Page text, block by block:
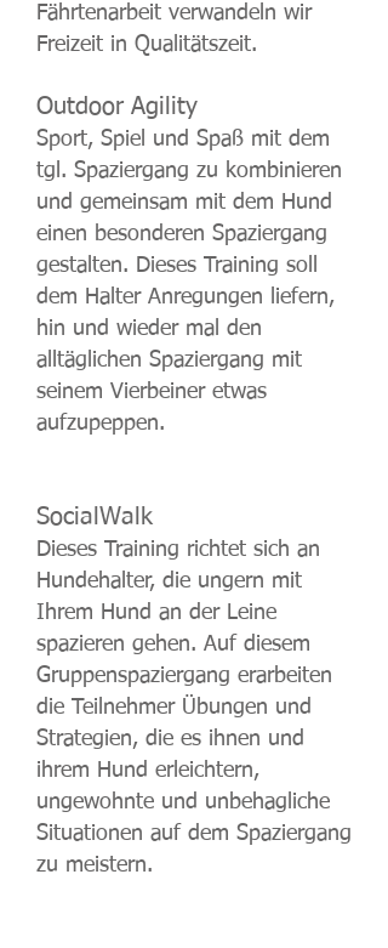
Fährtenarbeit verwandeln wir
Freizeit in Qualitätszeit.
Outdoor Agility
Sport, Spiel und Spaß mit dem
tgl. Spaziergang zu kombinieren
und gemeinsam mit dem Hund
einen besonderen Spaziergang
gestalten. Dieses Training soll
dem Halter Anregungen liefern,
hin und wieder mal den
alltäglichen Spaziergang mit
seinem Vierbeiner etwas
aufzupeppen.
SocialWalk
Dieses Training richtet sich an
Hundehalter, die ungern mit
Ihrem Hund an der Leine
spazieren gehen. Auf diesem
Gruppenspaziergang erarbeiten
die Teilnehmer Übungen und
Strategien, die es ihnen und
ihrem Hund erleichtern,
ungewohnte und unbehagliche
Situationen auf dem Spaziergang
zu meistern.